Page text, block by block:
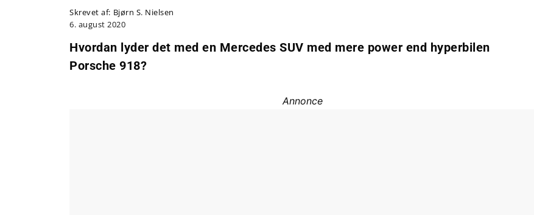
Skrevet af: Bjørn S. Nielsen
6. august 2020
Hvordan lyder det med en Mercedes SUV med mere power end hyperbilen
Porsche 918?
Annonce